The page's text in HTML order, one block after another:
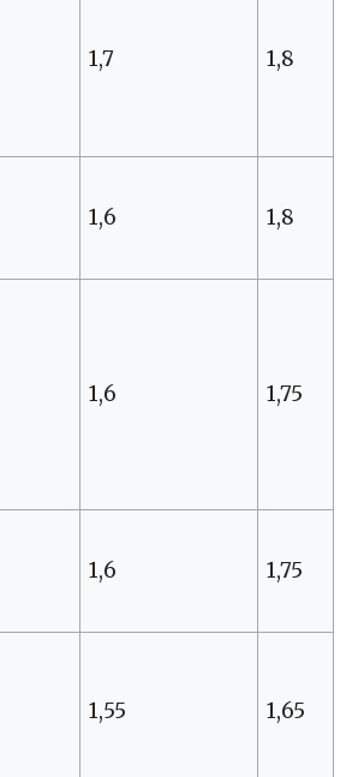
1,7 1,8
1,6 1,8
1,6 1,75
1,6 1,75
1,55 1,65